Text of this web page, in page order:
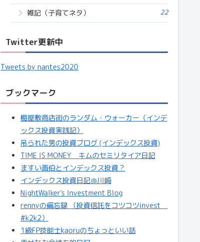
雑記（子育てネタ） 22
Twitter更新中
Tweets by nantes2020
ブックマーク
梅屋敷商店街のランダム・ウォーカー（インデ
ックス投資実践記）
吊られた男の投資ブログ (インデックス投資)
TIME IS MONEY キムのセミリタイア日記
ますい画伯とインデックス投資？
インデックス投資日記＠川崎
NightWalker's Investment Blog
rennyの備忘録 （投資信託をコツコツinvest
#k2k2）
1級FP技能士kaoruのちょっといい話